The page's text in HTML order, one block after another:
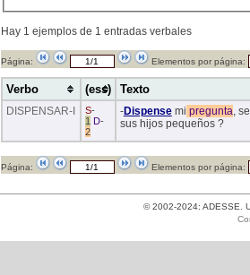
Hay 1 ejemplos de 1 entradas verbales
Página: Elementos por página:
Verbo (ess) Texto
DISPENSAR-I S-
1
D-
2
-Dispensemi pregunta,
sus hijos pequeños ?
Página: Elementos por página:
© 2002-2024: ADESSE.